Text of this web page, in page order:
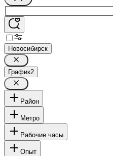
Новосибирск
График2
Район
Метро
Рабочие часы
Опыт